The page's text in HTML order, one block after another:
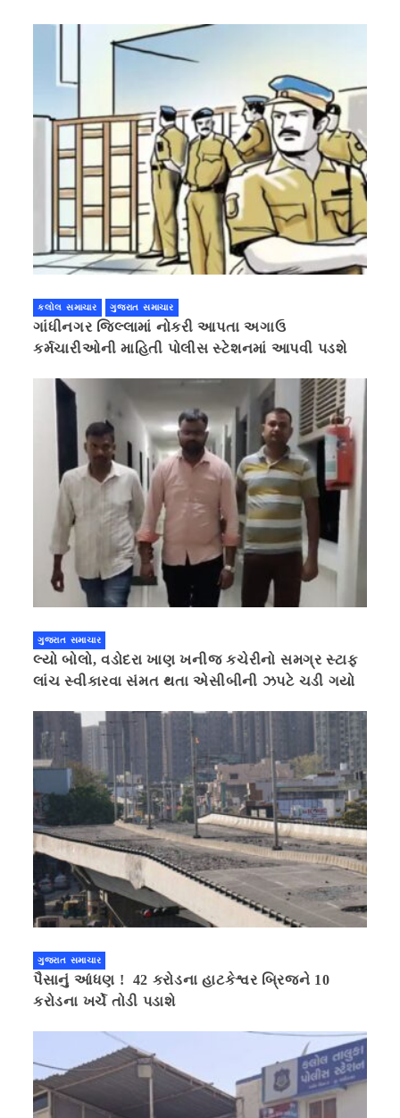
કલોલ સમાચાર ગુજરાત સમાચાર
ગાંધીનગર જિલ્લામાં નોકરી આપતા અગાઉ
કર્મચારીઓની માહિતી પોલીસ સ્ટેશનમાં આપવી પડશે
ગુજરાત સમાચાર
લ્યો બોલો, વડોદરા ખાણ ખનીજ કચેરીનો સમગ્ર સ્ટાફ
લાંચ સ્વીકારવા સંમત થતા એસીબીની ઝપટે ચડી ગયો
ગુજરાત સમાચાર
પૈસાનું આંધણ ! 42 કરોડના હાટકેશ્વર બ્રિજને 10
કરોડના ખર્ચે તોડી પડાશે